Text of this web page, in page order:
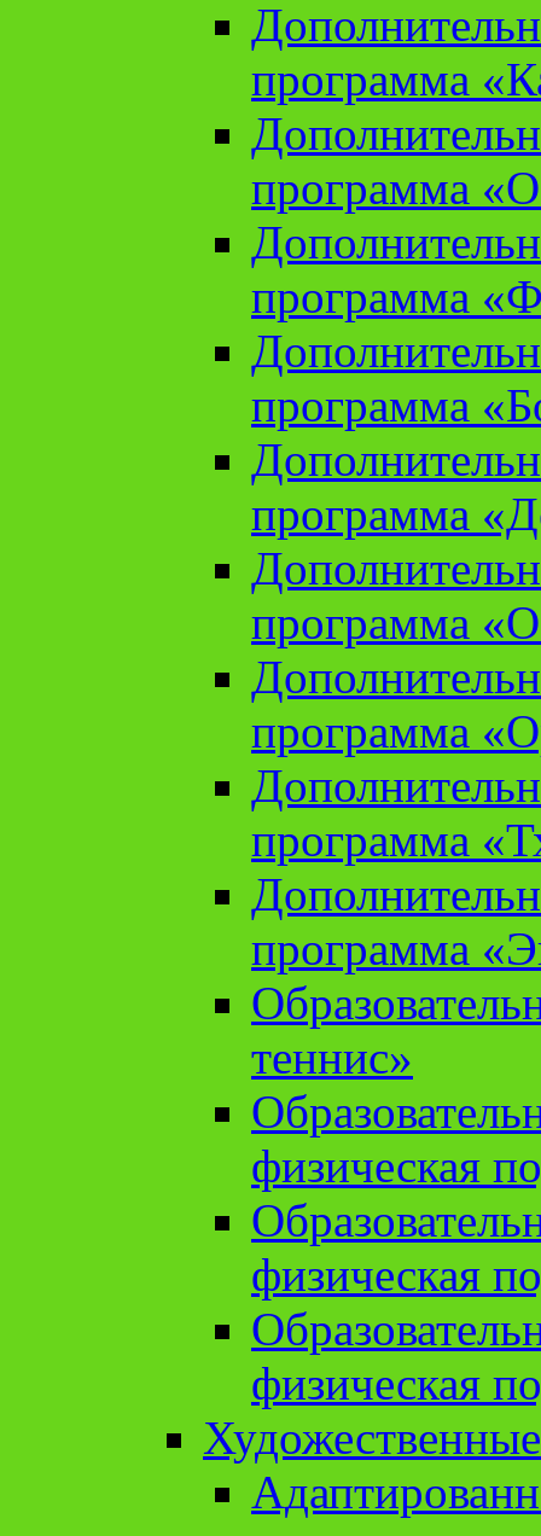
программа
программа
программа
программа
программа
программа
программа
программа
программа
теннис»
физическая
физическая
физическая
Художественные